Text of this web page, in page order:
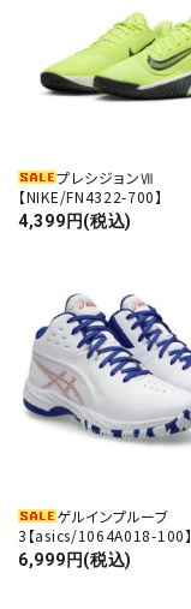
プレシジョンⅦ
【NIKE/FN4322-700】
4,399円(税込)
ゲルインプルーブ
3【asics/1064A018-100】
6,999円(税込)